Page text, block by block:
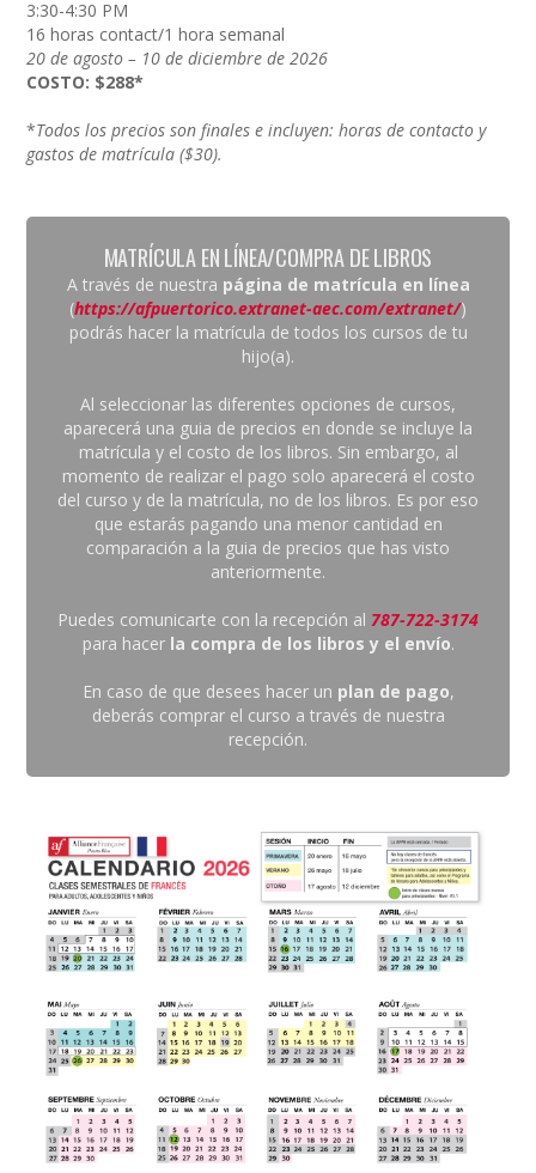
3:30-4:30 PM
16 horas contact/1 hora semanal
20 de agosto – 10 de diciembre de 2026
COSTO: $288*
*Todos los precios son finales e incluyen: horas de contacto y
gastos dematrícula ($30).
MATRÍCULA EN LÍNEA/COMPRA DE LIBROS
A través de nuestra página de matrícula en línea
(https://afpuertorico.extranet-aec.com/extranet/)
podrás hacer la matrícula de todos los cursos de tu
hijo(a).
Al seleccionar las diferentes opciones de cursos,
aparecerá una guia de precios en donde se incluye la
matrícula y el costo de los libros. Sin embargo, al
momento de realizar el pago solo aparecerá el costo
del curso y de la matrícula, no de los libros. Es por eso
que estarás pagando una menor cantidad en
comparación a la guia de precios que has visto
anteriormente.
Puedes comunicarte con la recepción al 787-722-3174
para hacer la compra de los libros y el envío.
En caso de que desees hacer un plan de pago,
deberás comprar el curso a través de nuestra
recepción.